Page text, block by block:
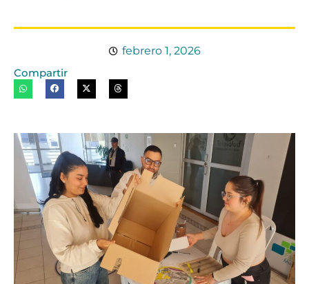
febrero 1, 2026
Compartir